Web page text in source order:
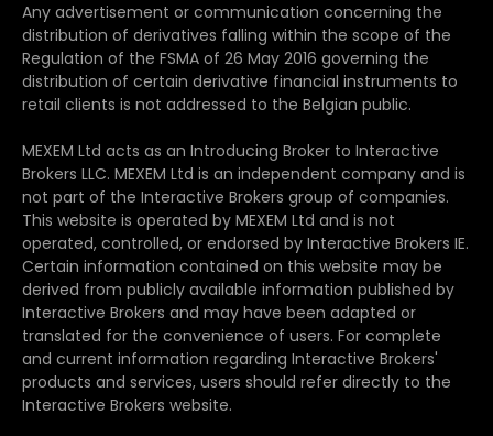
Any advertisement or communication concerning the
distribution of derivatives falling within the scope of the
Regulation of the FSMA of 26 May 2016 governing the
distribution of certain derivative financial instruments to
retail clients is not addressed to the Belgian public.
MEXEM Ltd acts as an Introducing Broker to Interactive
Brokers LLC. MEXEM Ltd is an independent company and is
not part of the Interactive Brokers group of companies.
This website is operated by MEXEM Ltd and is not
operated, controlled, or endorsed by Interactive Brokers IE.
Certain information contained on this website may be
derived from publicly available information published by
Interactive Brokers and may have been adapted or
translated for the convenience of users. For complete
and current information regarding Interactive Brokers'
products and services, users should refer directly to the
Interactive Brokers website.